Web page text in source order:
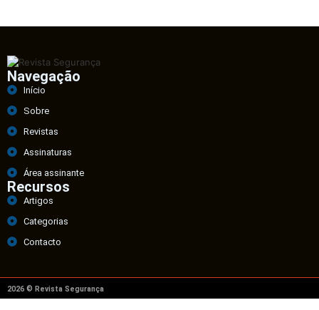
Navegação
Início
Sobre
Revistas
Assinaturas
Área assinante
Recursos
Artigos
Categorias
Contacto
2026 © Revista Segurança